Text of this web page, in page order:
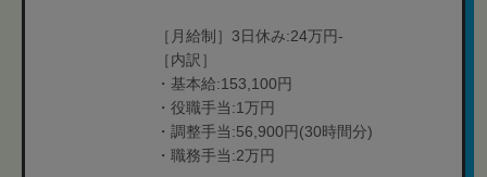
［月給制］3日休み:24万円-
［内訳］
・基本給:153,100円
・役職手当:1万円
・調整手当:56,900円(30時間分)
・職務手当:2万円